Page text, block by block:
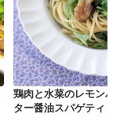
鶏肉と水菜のレモンバ
ター醤油スパゲティ